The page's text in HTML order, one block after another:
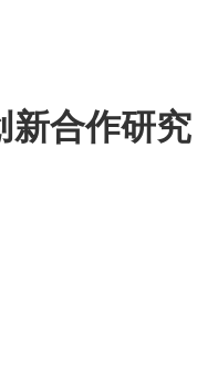
新合作研究